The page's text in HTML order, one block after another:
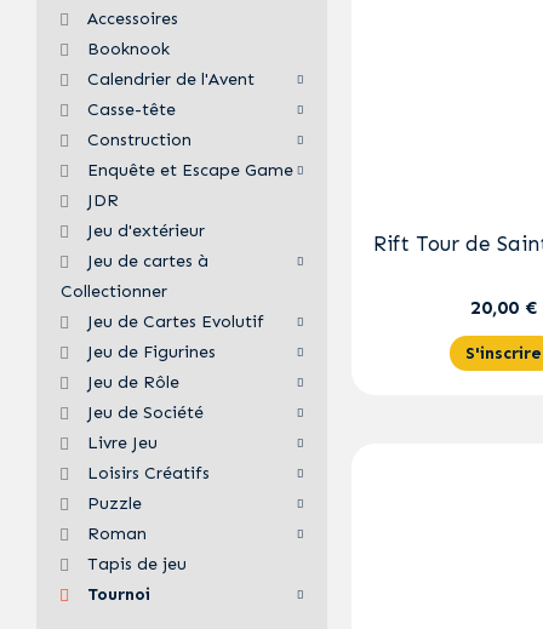
Accessoires
Booknook
Calendrier de l'Avent
Casse-tête
Construction
Enquête et Escape Game
JDR
Jeu d'extérieur
Jeu de cartes à
Collectionner
Jeu de Cartes Evolutif
Jeu de Figurines
Jeu de Rôle
Jeu de Société
Livre Jeu
Loisirs Créatifs
Puzzle
Roman
Tapis de jeu
Tournoi
Rift Tour de
20,00 €
S'inscrire